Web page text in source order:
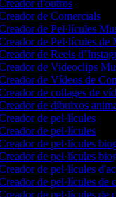
d'outros
de Comercials
de Pel·lícules
de Pel·lícules de
de Reels
de Videoclips
de Vídeos de
de collages de
de dibuixos
de pel·lícules
de pel·lícules
de pel·lícules
de pel·lícules
de pel·lícules
de pel·lícules de